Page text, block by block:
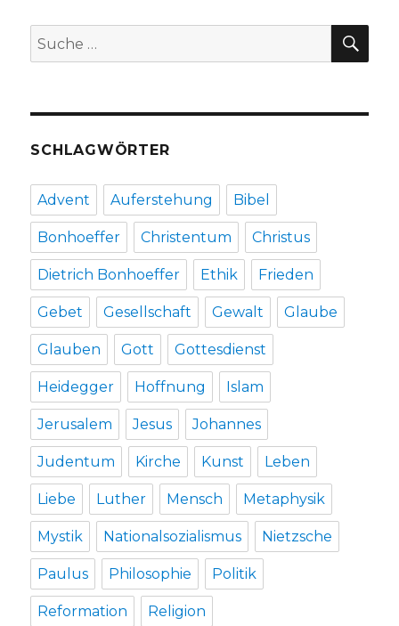
Münster
Suche
nach:
SCHLAGWÖRTER
Advent Auferstehung Bibel
Bonhoeffer Christentum Christus
Dietrich Bonhoeffer Ethik Frieden
Gebet Gesellschaft Gewalt Glaube
Glauben Gott Gottesdienst
Heidegger Hoffnung Islam
Jerusalem Jesus Johannes
Judentum Kirche Kunst Leben
Liebe Luther Mensch Metaphysik
Mystik Nationalsozialismus Nietzsche
Paulus Philosophie Politik
Reformation Religion